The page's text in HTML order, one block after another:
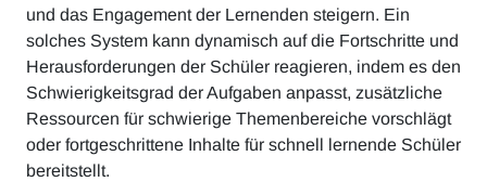
und das Engagement der Lernenden steigern. Ein
solches System kann dynamisch auf die Fortschritte und
Herausforderungen der Schüler reagieren, indem es den
Schwierigkeitsgrad der Aufgaben anpasst, zusätzliche
Ressourcen für schwierige Themenbereiche vorschlägt
oder fortgeschrittene Inhalte für schnell lernende Schüler
bereitstellt.